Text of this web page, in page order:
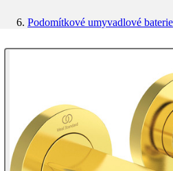
Podomítkové umyvadlové baterie